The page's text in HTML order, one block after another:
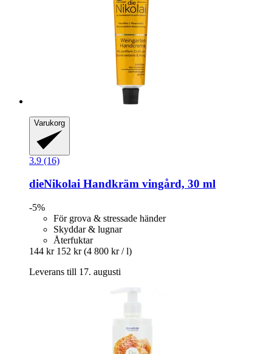
Varukorg
3.9 (16)
dieNikolai Handkräm vingård, 30 ml
-5%
För grova & stressade händer
Skyddar & lugnar
Återfuktar
144 kr 152 kr (4 800 kr / l)
Leverans till 17. augusti